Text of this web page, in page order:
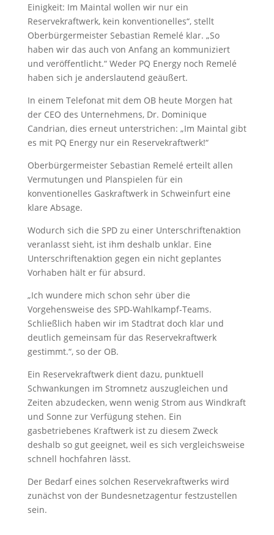
Einigkeit: Im Maintal wollen wir nur ein
Reservekraftwerk, kein konventionelles“, stellt
Oberbürgermeister Sebastian Remelé klar. „So
haben wir das auch von Anfang an kommuniziert
und veröffentlicht.“ Weder PQ Energy noch Remelé
haben sich je anderslautend geäußert.
In einem Telefonat mit dem OB heute Morgen hat
der CEO des Unternehmens, Dr. Dominique
Candrian, dies erneut unterstrichen: „Im Maintal gibt
es mit PQ Energy nur ein Reservekraftwerk!“
Oberbürgermeister Sebastian Remelé erteilt allen
Vermutungen und Planspielen für ein
konventionelles Gaskraftwerk in Schweinfurt eine
klare Absage.
Wodurch sich die SPD zu einer Unterschriftenaktion
veranlasst sieht, ist ihm deshalb unklar. Eine
Unterschriftenaktion gegen ein nicht geplantes
Vorhaben hält er für absurd.
„Ich wundere mich schon sehr über die
Vorgehensweise des SPD-Wahlkampf-Teams.
Schließlich haben wir im Stadtrat doch klar und
deutlich gemeinsam für das Reservekraftwerk
gestimmt.“, so der OB.
Ein Reservekraftwerk dient dazu, punktuell
Schwankungen im Stromnetz auszugleichen und
Zeiten abzudecken, wenn wenig Strom aus Windkraft
und Sonne zur Verfügung stehen. Ein
gasbetriebenes Kraftwerk ist zu diesem Zweck
deshalb so gut geeignet, weil es sich vergleichsweise
schnell hochfahren lässt.
Der Bedarf eines solchen Reservekraftwerks wird
zunächst von der Bundesnetzagentur festzustellen
sein.